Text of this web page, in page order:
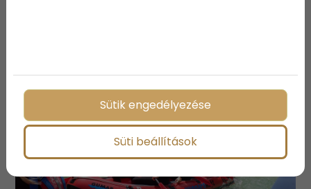
Sütik engedélyezése
Süti beállítások